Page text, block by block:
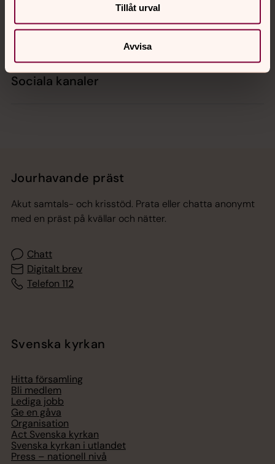
Tillåt urval
Avvisa
Hitta snabbt
Sociala kanaler
Jourhavande präst
Akut samtals- och krisstöd. Prata eller chatta anonymt
med en präst på kvällar och nätter.
Chatt
Digitalt brev
Telefon 112
Svenska kyrkan
Hitta församling
Bli medlem
Lediga jobb
Ge en gåva
Organisation
Act Svenska kyrkan
Svenska kyrkan i utlandet
Press – nationell nivå